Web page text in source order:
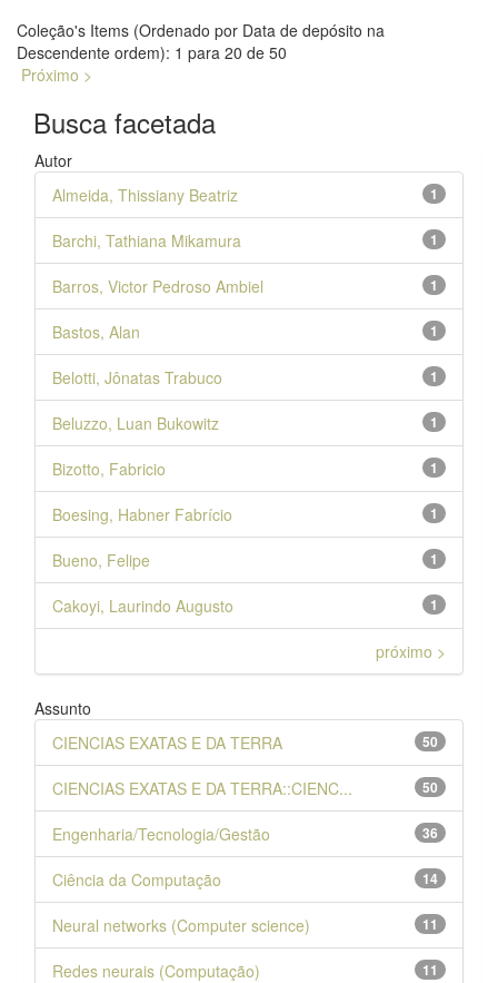
Coleção's Items (Ordenado por Data de depósito na
Descendente ordem): 1 para 20 de 50
Próximo >
Busca facetada
Autor
1
Almeida, Thissiany Beatriz
1
Barchi, Tathiana Mikamura
1
Barros, Victor Pedroso Ambiel
1
Bastos, Alan
1
Belotti, Jônatas Trabuco
1
Beluzzo, Luan Bukowitz
1
Bizotto, Fabricio
1
Boesing, Habner Fabrício
1
Bueno, Felipe
1
Cakoyi, Laurindo Augusto
próximo >
Assunto
50
CIENCIAS EXATAS E DA TERRA
50
CIENCIAS EXATAS E DA TERRA::CIENC...
36
Engenharia/Tecnologia/Gestão
14
Ciência da Computação
11
Neural networks (Computer science)
11
Redes neurais (Computação)